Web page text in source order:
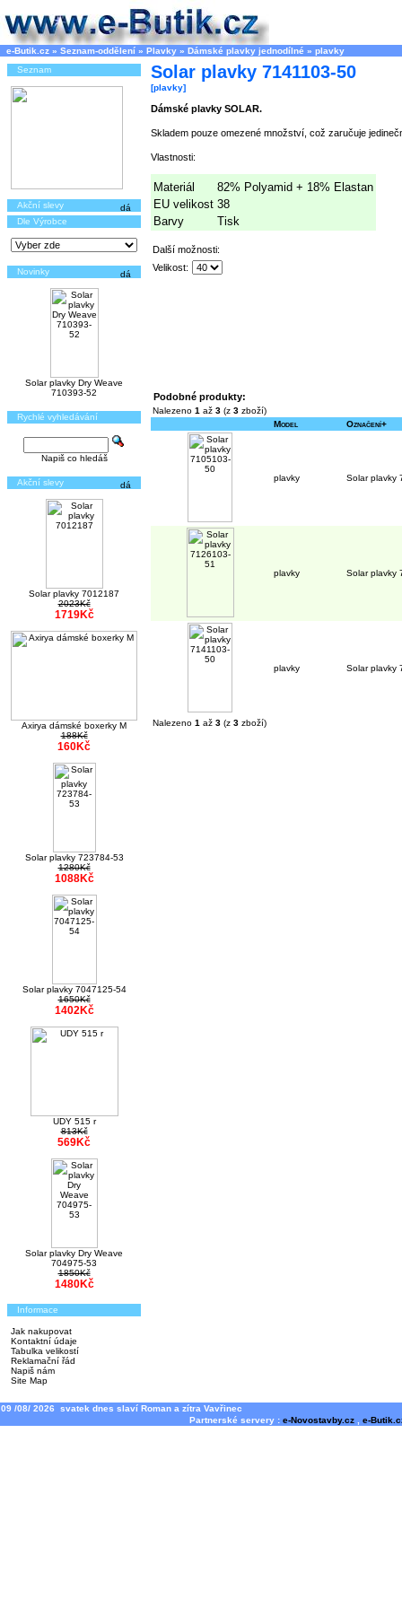
e-Butik.cz » Seznam-oddělení » Plavky » Dámské plavky jednodílné » plavky
Seznam
Akční slevy
Dle Výrobce
Novinky
Solar plavky Dry Weave
710393-52
Rychlé vyhledávání
Napiš co hledáš
Akční slevy
Solar plavky 7012187
2023Kč
1719Kč
Axirya dámské boxerky M
188Kč
160Kč
Solar plavky 723784-53
1280Kč
1088Kč
Solar plavky 7047125-54
1650Kč
1402Kč
UDY 515 r
813Kč
569Kč
Solar plavky Dry Weave
704975-53
1850Kč
1480Kč
Informace
Jak nakupovat
Kontaktní údaje
Tabulka velikostí
Reklamační řád
Napiš nám
Site Map
Solar plavky 7141103-50
[plavky]
Dámské plavky SOLAR.
Skladem pouze omezené množství, což zaručuje
Vlastnosti:
Materiál
82% Polyamid + 18% Elastan
EU velikost 38
Barvy
Tisk
Další možnosti:
Velikost:
Podobné produkty:
Nalezeno 1 až 3 (z 3 zboží)
Model
Označení+
plavky Solar plavky
plavky Solar plavky
plavky Solar plavky
Nalezeno 1 až 3 (z 3 zboží)
09 /08/ 2026 svatek dnes slaví Roman a zítra Vavřinec
Partnerské servery : e-Novostavby.cz e-